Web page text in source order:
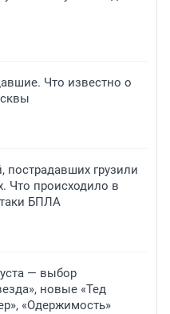
Что известно о
пострадавших грузили
Что происходило в
БПЛА
— выбор
новые «Тед
«Одержимость»